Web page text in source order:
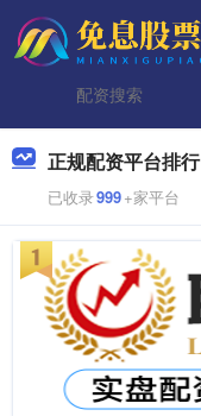
正规配资平台排行
已收录999+家平台